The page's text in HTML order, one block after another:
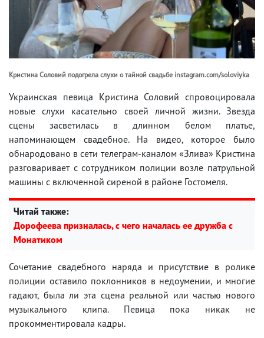
Кристина Соловий подогрела слухи о тайной свадьбе instagram.com/soloviyka
Украинская певица Кристина Соловий спровоцировала
новые слухи касательно своей личной жизни. Звезда
сцены засветилась в длинном белом платье,
напоминающем свадебное. На видео, которое было
обнародовано в сети телеграм-каналом «Злива» Кристина
разговаривает с сотрудником полиции возле патрульной
машины с включенной сиреной в районе Гостомеля.
Читай также:
Дорофеева призналась, с чего началась ее дружба с
Монатиком
Сочетание свадебного наряда и присутствие в ролике
полиции оставило поклонников в недоумении, и многие
гадают, была ли эта сцена реальной или частью нового
музыкального клипа. Певица пока никак не
прокомментировала кадры.